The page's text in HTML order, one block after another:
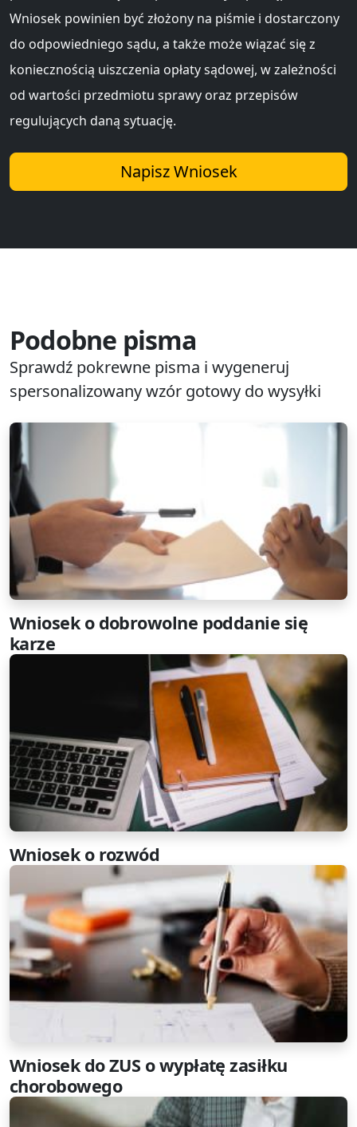
Wniosek powinien być złożony na piśmie i dostarczony
do odpowiedniego sądu, a także może wiązać się z
koniecznością uiszczenia opłaty sądowej, w zależności
od wartości przedmiotu sprawy oraz przepisów
regulujących daną sytuację.
Napisz Wniosek
Podobne pisma
Sprawdź pokrewne pisma i wygeneruj
spersonalizowany wzór gotowy do wysyłki
Wniosek o dobrowolne poddanie się
karze
Wniosek o rozwód
Wniosek do ZUS o wypłatę zasiłku
chorobowego